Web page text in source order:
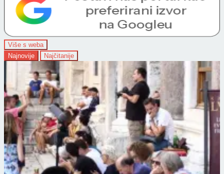
Više s weba
Najnovije
Najčitanije